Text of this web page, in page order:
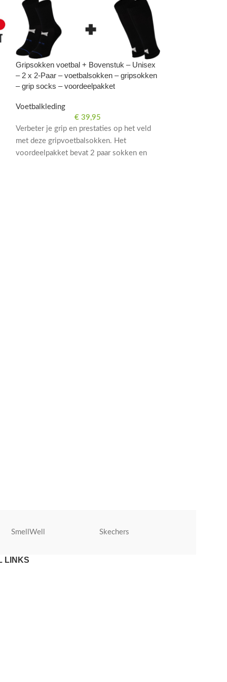
Gripsokken voetbal + Bovenstuk – Unisex
– 2 x 2-Paar – voetbalsokken – gripsokken
– grip socks – voordeelpakket
Voetbalkleding
€ 39,95
Verbeter je grip en prestaties op het veld
met deze gripvoetbalsokken. Het
voordeelpakket bevat 2 paar sokken en
SmellWell Skechers
LINKS